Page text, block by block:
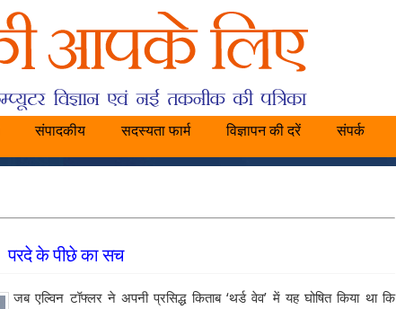
संपादकीय सदस्यता फार्म विज्ञापन की दरें संपर्क
परदे के पीछे का सच
जब एल्विन टॉफ्लर ने अपनी प्रसिद्ध किताब ‘थर्ड वेव’ में यह घोषित किया था कि